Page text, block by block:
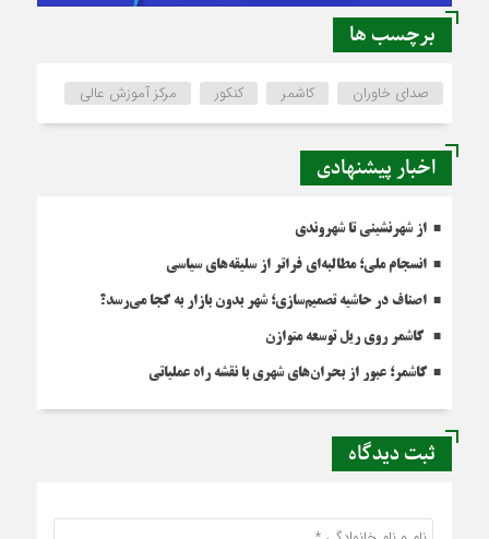
برچسب ها
صدای خاوران کاشمر کنکور مرکز آموزش عالی
اخبار پیشنهادی
از شهرنشینی تا شهروندی
انسجام ملی؛ مطالبه‌ای فراتر از سلیقه‌های سیاسی
اصناف در حاشیه تصمیم‌سازی؛ شهر بدون بازار به کجا می‌رسد؟
کاشمر روی ریل توسعه متوازن
کاشمر؛ عبور از بحران‌های شهری با نقشه راه عملیاتی
ثبت دیدگاه